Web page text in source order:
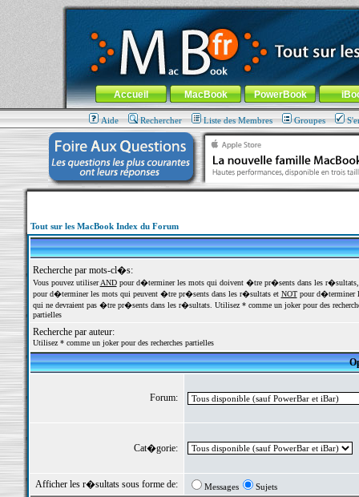
MacBook-fr.com : 100% Apple... 100% nomade !
Aller au contenu-Aller au menu général-Aller au menu de
Menu général
Accueil MacBook PowerBook
Aide Rechercher Liste des Membres Groupes
Tout sur les MacBook Index du Forum
Recherche par mots-cl�s:
Vous pouvez utiliserANDpour d�terminer les mots qui doivent �tre pr�sents dans les
pour d�terminer les mots qui peuvent �tre pr�sents dans les r�sultats et NOTpour d�terminer
qui ne devraient pas �tre pr�sents dans les r�sultats. Utilisez * comme un joker pour des
partielles
Recherche par auteur:
Utilisez * comme un joker pour des recherches partielles
Forum:
Cat�gorie:
Afficher les r�sultats sous forme de: Messages Sujets